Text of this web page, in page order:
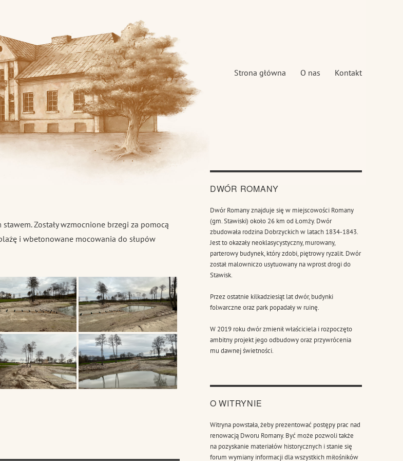
Strona główna O nas Kontakt
Zostały wzmocnione brzegi za pomocą
i wbetonowane mocowania do słupów
DWÓR ROMANY
Dwór Romany znajduje się w miejscowości Romany
(gm. Stawiski) około 26 km od Łomży. Dwór
zbudowała rodzina Dobrzyckich w latach 1834-1843.
Jest to okazały neoklasycystyczny, murowany,
parterowy budynek, który zdobi, piętrowy ryzalit. Dwór
został malowniczo usytuowany na wprost drogi do
Stawisk.
Przez ostatnie kilkadziesiąt lat dwór, budynki
folwarczne oraz park popadały w ruinę.
W 2019 roku dwór zmienił właściciela i rozpoczęto
ambitny projekt jego odbudowy oraz przywrócenia
mu dawnej świetności.
O WITRYNIE
Witryna powstała, żeby prezentować postępy prac nad
renowacją Dworu Romany. Być może pozwoli także
na pozyskanie materiałów historycznych i stanie się
forum wymiany informacji dla wszystkich miłośników